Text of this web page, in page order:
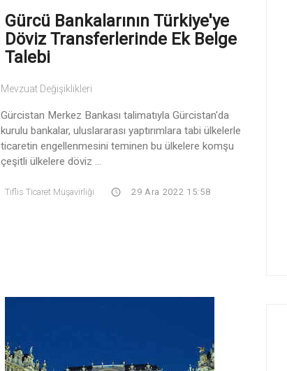
Gürcü Bankalarının Türkiye'ye
Döviz Transferlerinde Ek Belge
Talebi
Mevzuat Değişiklikleri
Gürcistan Merkez Bankası talimatıyla Gürcistan'da
kurulu bankalar, uluslararası yaptırımlara tabi ülkelerle
ticaretin engellenmesini teminen bu ülkelere komşu
çeşitli ülkelere döviz ...
Tiflis Ticaret Müşavirliği 29 Ara 2022 15:58